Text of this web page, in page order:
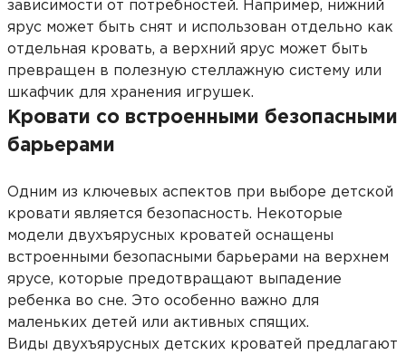
зависимости от потребностей. Например, нижний
ярус может быть снят и использован отдельно как
отдельная кровать, а верхний ярус может быть
превращен в полезную стеллажную систему или
шкафчик для хранения игрушек.
Кровати со встроенными безопасными
барьерами
Одним из ключевых аспектов при выборе детской
кровати является безопасность. Некоторые
модели двухъярусных кроватей оснащены
встроенными безопасными барьерами на верхнем
ярусе, которые предотвращают выпадение
ребенка во сне. Это особенно важно для
маленьких детей или активных спящих.
Виды двухъярусных детских кроватей предлагают